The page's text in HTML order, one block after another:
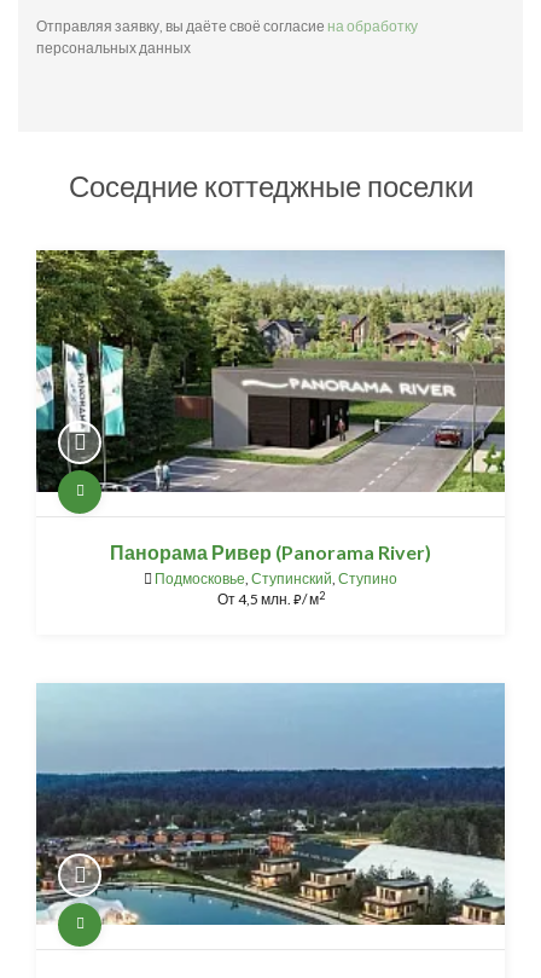
Отправляя заявку, вы даёте своё согласие на обработку
персональных данных
Соседние коттеджные поселки
Панорама Ривер (Panorama River)
Подмосковье, Ступинский, Ступино
От4,5 млн. ⃏/ м2